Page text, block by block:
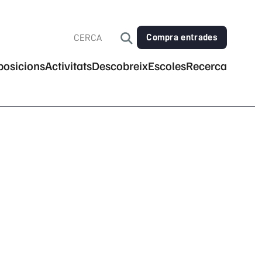
Compra entrades
ActivitatsDescobreixEscolesRecerca